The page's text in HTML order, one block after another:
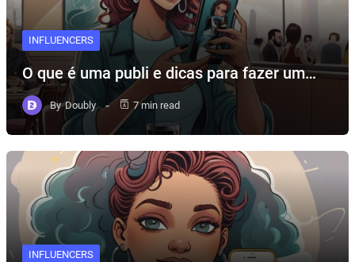
INFLUENCERS
O que é uma publi e dicas para fazer um…
By Doubly 7 min read
INFLUENCERS